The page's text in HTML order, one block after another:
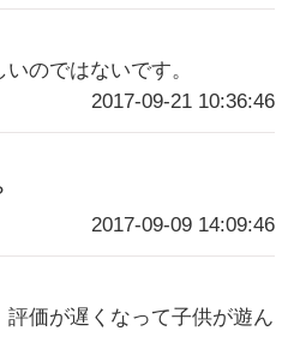
のではないです。
2017-09-21 10:36:46
2017-09-09 14:09:46
評価が遅くなって子供が遊ん